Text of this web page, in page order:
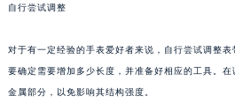
自行尝试调整
对于有一定经验的手表爱好者来说，自行尝试调整
要确定需要增加多少长度，并准备好相应的工具。
金属部分，以免影响其结构强度。